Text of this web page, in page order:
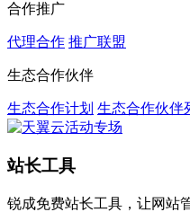
合作推广
代理合作 推广联盟
生态合作伙伴
生态合作计划 生态合作伙伴
站长工具
锐成免费站长工具，让网站